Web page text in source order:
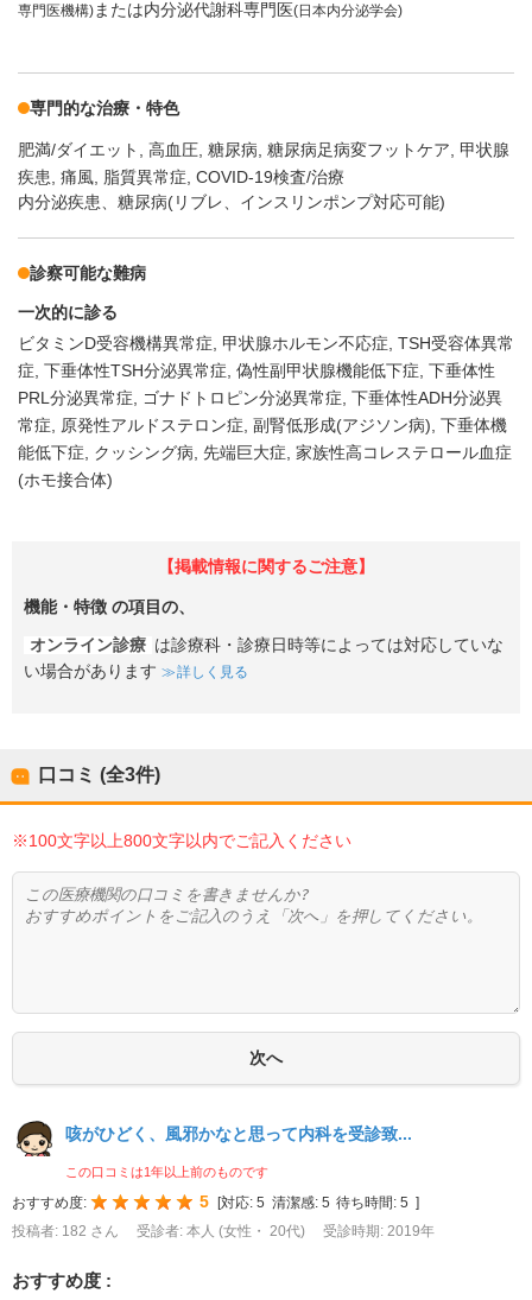
専門医機構) または内分泌代謝科専門医(日本内分泌学会)
専門的な治療・特色
肥満/ダイエット 高血圧 糖尿病 糖尿病足病変フットケア
甲状腺
疾患 痛風 脂質異常症 COVID-19検査/治療
内分泌疾患、糖尿病(リブレ、インスリンポンプ対応可能)
診察可能な難病
一次的に診る
ビタミンD受容機構異常症
甲状腺ホルモン不応症 TSH受容体異常
症 下垂体性TSH分泌異常症 偽性副甲状腺機能低下症 下垂体性
PRL分泌異常症
ゴナドトロピン分泌異常症 下垂体性ADH分泌異
常症
原発性アルドステロン症 副腎低形成(アジソン病) 下垂体機
能低下症
クッシング病 先端巨大症 家族性高コレステロール血症
(ホモ接合体)
【掲載情報に関するご注意】
機能・特徴 の項目の、
オンライン診療 は診療科・診療日時等によっては対応していな
い場合があります
詳しく見る
口コミ (全3件)
※100文字以上800文字以内でご記入ください
咳がひどく、風邪かなと思って内科を受診致...
この口コミは1年以上前のものです
おすすめ度: 5 対応: 5 清潔感: 5 待ち時間: 5
投稿者: 182 さん
受診者: 本人 (女性・ 20代) 受診時期: 2019年
おすすめ度 :